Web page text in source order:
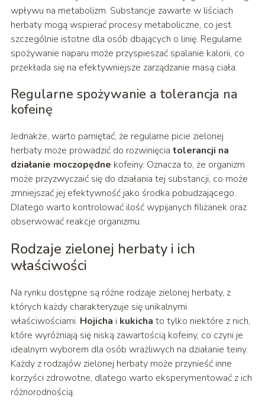
wpływu na metabolizm. Substancje zawarte w liściach
herbaty mogą wspierać procesy metaboliczne, co jest
szczególnie istotne dla osób dbających o linię. Regularne
spożywanie naparu może przyspieszać spalanie kalorii, co
przekłada się na efektywniejsze zarządzanie masą ciała.
Regularne spożywanie a tolerancja na
kofeinę
Jednakże, warto pamiętać, że regularne picie zielonej
herbaty może prowadzić do rozwinięcia tolerancji na
działanie moczopędne kofeiny. Oznacza to, że organizm
może przyzwyczaić się do działania tej substancji, co może
zmniejszać jej efektywność jako środka pobudzającego.
Dlatego warto kontrolować ilość wypijanych filiżanek oraz
obserwować reakcje organizmu.
Rodzaje zielonej herbaty i ich
właściwości
Na rynku dostępne są różne rodzaje zielonej herbaty, z
których każdy charakteryzuje się unikalnymi
właściwościami. Hojicha i kukicha to tylko niektóre z nich,
które wyróżniają się niską zawartością kofeiny, co czyni je
idealnym wyborem dla osób wrażliwych na działanie teiny.
Każdy z rodzajów zielonej herbaty może przynieść inne
korzyści zdrowotne, dlatego warto eksperymentować z ich
różnorodnością.